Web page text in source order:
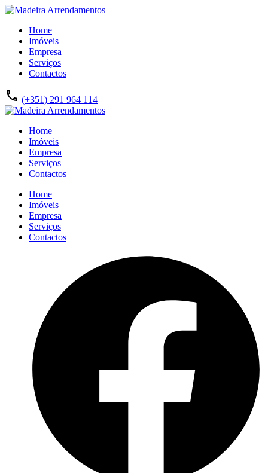
Home
Imóveis
Empresa
Serviços
Contactos
(+351) 291 964 114
Home
Imóveis
Empresa
Serviços
Contactos
Home
Imóveis
Empresa
Serviços
Contactos